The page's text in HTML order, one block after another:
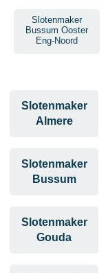
Slotenmaker
Bussum Ooster
Eng-Noord
Slotenmaker
Almere
Slotenmaker
Bussum
Slotenmaker
Gouda